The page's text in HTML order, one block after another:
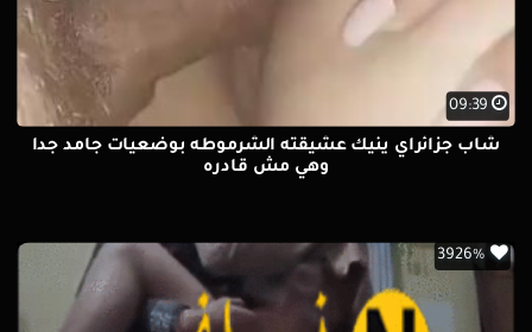
09:39
شاب جزائراي ينيك عشيقته الشرموطه بوضعيات جامد جدا
وهي مش قادره
3926%